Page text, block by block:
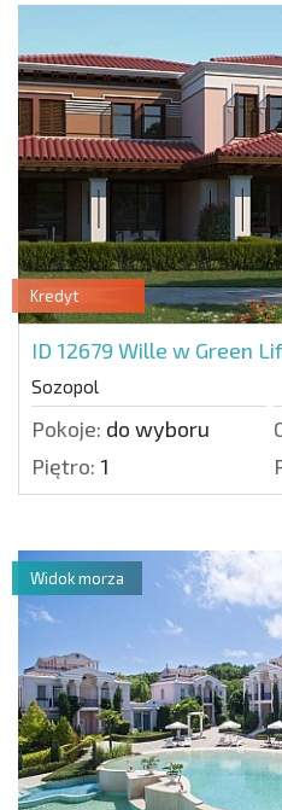
Kredyt
ID 12679 Wille w Green
Sozopol
Pokoje: do wyboru
Piętro: 1
Widok morza